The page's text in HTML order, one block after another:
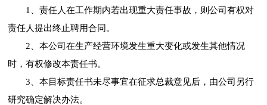
1、责任人在工作期内若出现重大责任事故，则公司有权对
责任人提出终止聘用合同。
2、本公司在生产经营环境发生重大变化或发生其他情况
时，有权修改本责任书。
3、本目标责任书未尽事宜在征求总裁意见后，由公司另行
研究确定解决办法。